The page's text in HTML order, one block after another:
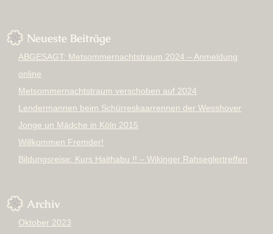
Neueste Beiträge
ABGESAGT: Metsommernachtstraum 2024 – Anmeldung
online
Metsommernachtstraum verschoben auf 2024
Lendermannen beim Schürreskaarrennen der Wesshover
Jonge un Mädche in Köln 2015
Willkommen Fremder!
Bildungsreise: Kurs Haithabu !! – Wikinger Rahseglertreffen
Archiv
Oktober 2023